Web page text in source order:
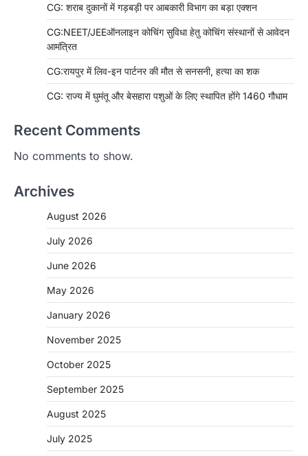
CG: शराब दुकानों में गड़बड़ी पर आबकारी विभाग का बड़ा एक्शन
CG:NEET/JEEऑनलाइन कोचिंग सुविधा हेतु कोचिंग संस्थानों से आवेदन
आमंत्रित
CG:रायपुर में लिव-इन पार्टनर की मौत से सनसनी, हत्या का शक
CG: राज्य में घुमंतू और बेसहारा पशुओं के लिए स्थापित होंगे 1460 गौधाम
Recent Comments
No comments to show.
Archives
August 2026
July 2026
June 2026
May 2026
January 2026
November 2025
October 2025
September 2025
August 2025
July 2025
CG: शराब दुकानों में गड़बड़ी पर आबकारी
विभाग का बड़ा एक्शन
रायपुर। छत्तीसगढ़ में शराब दुकानों में अधिक कीमत पर